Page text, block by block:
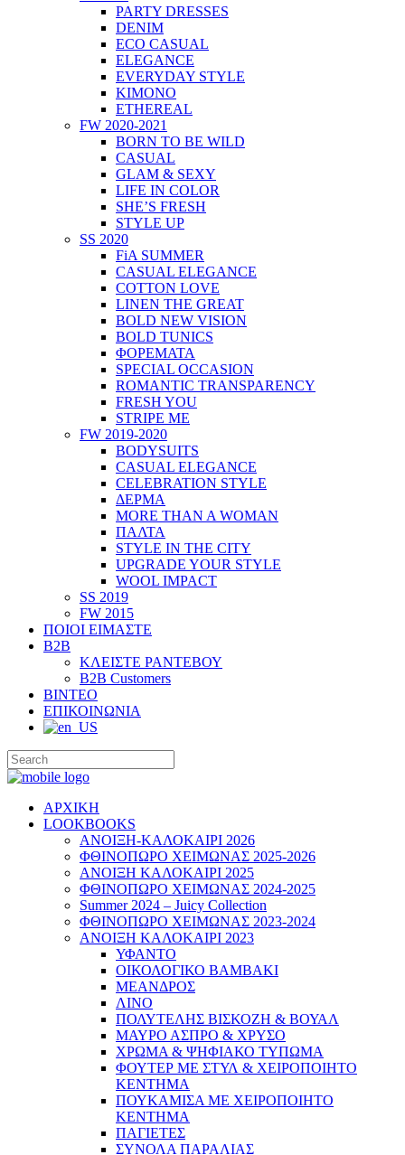
PARTY DRESSES
DENIM
ECO CASUAL
ELEGANCE
EVERYDAY STYLE
KIMONO
ETHEREAL
FW 2020-2021
BORN TO BE WILD
CASUAL
GLAM & SEXY
LIFE IN COLOR
SHE’S FRESH
STYLE UP
SS 2020
FiA SUMMER
CASUAL ELEGANCE
COTTON LOVE
LINEN THE GREAT
BOLD NEW VISION
BOLD TUNICS
ΦΟΡΕΜΑΤΑ
SPECIAL OCCASION
ROMANTIC TRANSPARENCY
FRESH YOU
STRIPE ME
FW 2019-2020
BODYSUITS
CASUAL ELEGANCE
CELEBRATION STYLE
ΔΕΡΜΑ
MORE THAN A WOMAN
ΠΑΛΤΑ
STYLE IN THE CITY
UPGRADE YOUR STYLE
WOOL IMPACT
SS 2019
FW 2015
ΠΟΙΟΙ ΕΙΜΑΣΤΕ
B2B
ΚΛΕΙΣΤΕ ΡΑΝΤΕΒΟΥ
B2B Customers
ΒΙΝΤΕΟ
ΕΠΙΚΟΙΝΩΝΙΑ
ΑΡΧΙΚΗ
LOOKBOOKS
ΑΝΟΙΞΗ-ΚΑΛΟΚΑΙΡΙ 2026
ΦΘΙΝΟΠΩΡΟ ΧΕΙΜΩΝΑΣ 2025-2026
ΑΝΟΙΞΗ ΚΑΛΟΚΑΙΡΙ 2025
ΦΘΙΝΟΠΩΡΟ ΧΕΙΜΩΝΑΣ 2024-2025
Summer 2024 – Juicy Collection
ΦΘΙΝΟΠΩΡΟ ΧΕΙΜΩΝΑΣ 2023-2024
ΑΝΟΙΞΗ ΚΑΛΟΚΑΙΡΙ 2023
ΥΦΑΝΤΟ
ΟΙΚΟΛΟΓΙΚΟ ΒΑΜΒΑΚΙ
ΜΕΑΝΔΡΟΣ
ΛΙΝΟ
ΠΟΛΥΤΕΛΗΣ ΒΙΣΚΟΖΗ & ΒΟΥΑΛ
ΜΑΥΡΟ ΑΣΠΡΟ & ΧΡΥΣΟ
ΧΡΩΜΑ & ΨΗΦΙΑΚΟ ΤΥΠΩΜΑ
ΦΟΥΤΕΡ ΜΕ ΣΤΥΛ & ΧΕΙΡΟΠΟΙΗΤΟ
ΚΕΝΤΗΜΑ
ΠΟΥΚΑΜΙΣΑ ΜΕ ΧΕΙΡΟΠΟΙΗΤΟ
ΚΕΝΤΗΜΑ
ΠΑΓΙΕΤΕΣ
ΣΥΝΟΛΑ ΠΑΡΑΛΙΑΣ